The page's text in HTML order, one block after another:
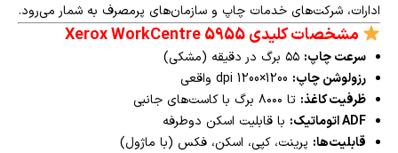
ادارات، شرکت‌های خدمات چاپ و سازمان‌های پرمصرف به شمار می‌رود.
مشخصات کلیدی Xerox WorkCentre 5955
سرعت چاپ:
رزولوشن چاپ:
ظرفیت کاغذ: تا ۸۰۰۰ برگ با کاست‌های جانبی
ADF اتوماتیک:
با قابلیت اسکن دوطرفه
قابلیت‌ها: پرینت، کپی، اسکن، فکس (با ماژول)